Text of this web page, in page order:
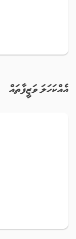
އެއްކަހަލަ ވަޒީފާތައް